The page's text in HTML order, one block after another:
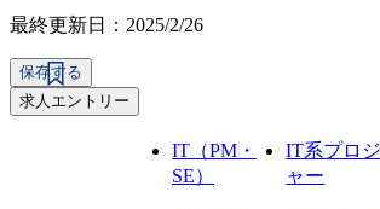
最終更新日：2025/2/26
保存する
求人エントリー
IT（PM・
SE）
IT系プロ
ャー